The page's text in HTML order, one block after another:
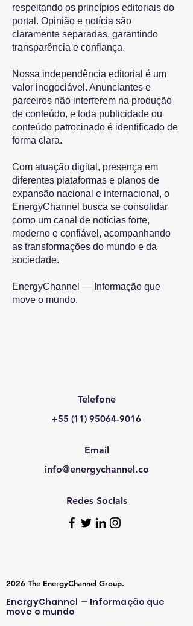
respeitando os princípios editoriais do
portal. Opinião e notícia são
claramente separadas, garantindo
transparência e confiança.
Nossa independência editorial é um
valor inegociável. Anunciantes e
parceiros não interferem na produção
de conteúdo, e toda publicidade ou
conteúdo patrocinado é identificado de
forma clara.
Com atuação digital, presença em
diferentes plataformas e planos de
expansão nacional e internacional, o
EnergyChannel busca se consolidar
como um canal de notícias forte,
moderno e confiável, acompanhando
as transformações do mundo e da
sociedade.
EnergyChannel — Informação que
move o mundo.
Telefone
+55 (11) 95064-9016
Email
info@energychannel.co
Redes Sociais
2026 The EnergyChannel Group.
EnergyChannel — Informação que
move o mundo